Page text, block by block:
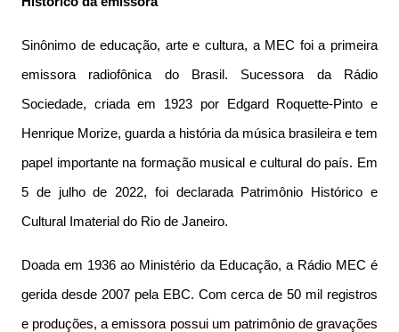
Sinônimo de educação, arte e cultura, a MEC foi a primeira
emissora radiofônica do Brasil. Sucessora da Rádio
Sociedade, criada em 1923 por Edgard Roquette-Pinto e
Henrique Morize, guarda a história da música brasileira e tem
papel importante na formação musical e cultural do país. Em
5 de julho de 2022, foi declarada Patrimônio Histórico e
Cultural Imaterial do Rio de Janeiro.
Doada em 1936 ao Ministério da Educação, a Rádio MEC é
gerida desde 2007 pela EBC. Com cerca de 50 mil registros
e produções, a emissora possui um patrimônio de gravações